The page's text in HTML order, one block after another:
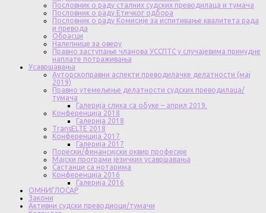
Пословник о раду сталних судских преводилаца и тумача
Пословник о раду Етичког одбора
Пословник о раду Комисије за испитивање квалитета рада
и превода
Обрасци
Налепнице за оверу
Правно заступање чланова УССПТС у случајевима принудне
наплате потраживања
Усавршавања
Ауторскоправни аспекти преводилачке делатности (мај
2019)
Правно утемељење делатности судских преводилаца/
тумача
Галерија слика са обуке – април 2019.
Конференција 2018
Галерија 2018
TransELTE 2018
Конференција 2017
Галерија 2017
Порески/финансијски оквир професије
Мајски програми језичких усавршавања
Састанци са нотарима
Конференција 2016
Галерија 2016
ОМНИГЛОСАР
Закони
Активни судски преводиоци/тумачи